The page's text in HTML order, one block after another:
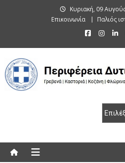
Κυριακή, 09
Επικοινωνία
Παλιός